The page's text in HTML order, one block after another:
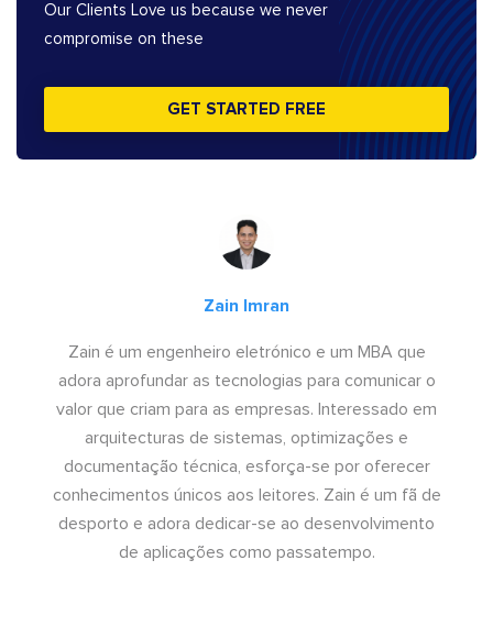
Our Clients Love us because we never
compromise on these
GET STARTED FREE
Zain Imran
Zain é um engenheiro eletrónico e um MBA que
adora aprofundar as tecnologias para comunicar o
valor que criam para as empresas. Interessado em
arquitecturas de sistemas, optimizações e
documentação técnica, esforça-se por oferecer
conhecimentos únicos aos leitores. Zain é um fã de
desporto e adora dedicar-se ao desenvolvimento
de aplicações como passatempo.